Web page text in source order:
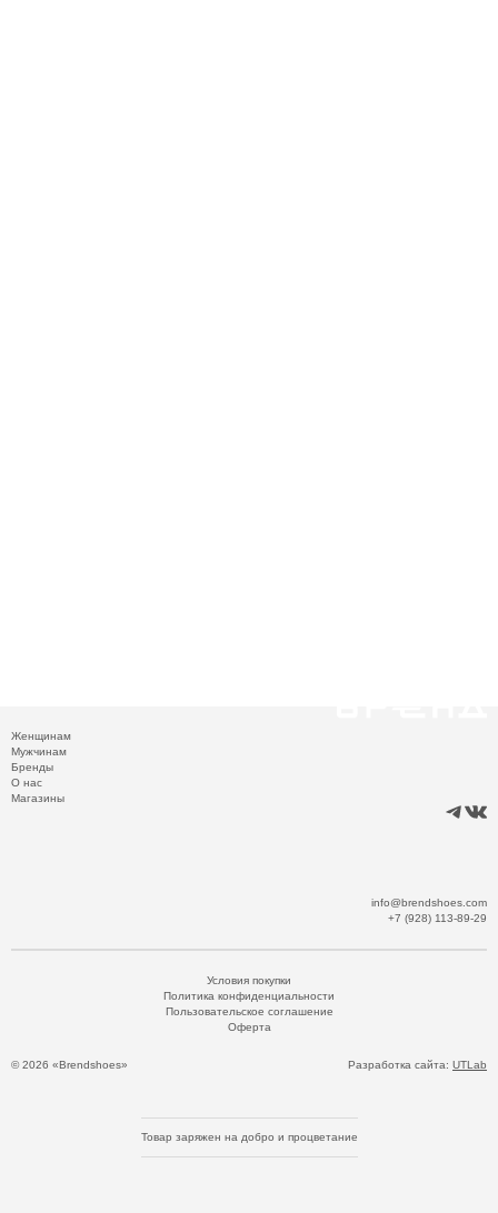
Женщинам
Мужчинам
Бренды
О нас
Магазины
info@brendshoes.com
+7 (928) 113-89-29
© 2026 «Brendshoes»
Условия покупки
Политика конфиденциальности
Пользовательское соглашение
Оферта
Разработка сайта: UTLab
Товар заряжен на добро и процветание